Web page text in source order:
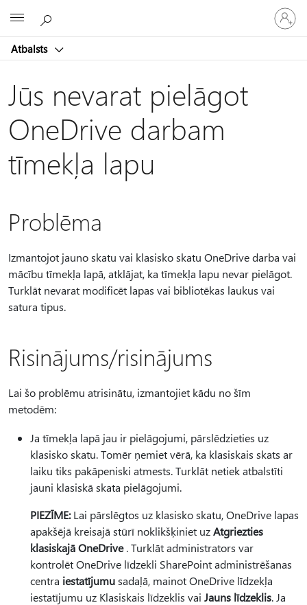
Atbalsts
savā
kontā
Jūs nevarat pielāgot
OneDrive darbam
tīmekļa lapu
Problēma
Izmantojot jauno skatu vai klasisko skatu OneDrive darba vai
mācību tīmekļa lapā, atklājat, ka tīmekļa lapu nevar pielāgot.
Turklāt nevarat modificēt lapas vai bibliotēkas laukus vai
satura tipus.
Risinājums/risinājums
Lai šo problēmu atrisinātu, izmantojiet kādu no šīm
metodēm:
Ja tīmekļa lapā jau ir pielāgojumi, pārslēdzieties uz
klasisko skatu. Tomēr ņemiet vērā, ka klasiskais skats ar
laiku tiks pakāpeniski atmests. Turklāt netiek atbalstīti
jauni klasiskā skata pielāgojumi.
PIEZĪME:Lai pārslēgtos uz klasisko skatu, OneDrive lapas
apakšējā kreisajā stūrī noklikšķiniet uzAtgriezties
klasiskajā OneDrive. Turklāt administrators var
kontrolēt OneDrive līdzekli SharePoint administrēšanas
centra iestatījumusadaļā, mainot OneDrive līdzekļa
iestatījumu uz Klasiskais līdzeklis vai Jauns līdzeklis. Ja